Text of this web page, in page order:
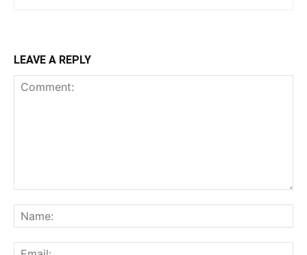
LEAVE A REPLY